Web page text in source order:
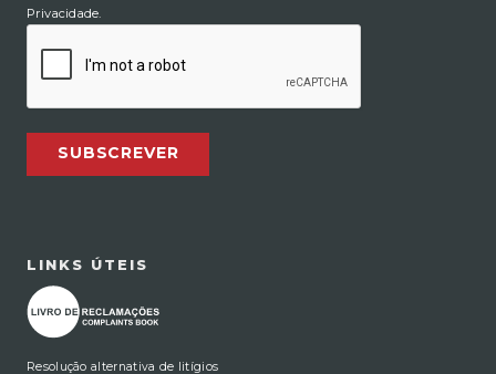
Privacidade.
SUBSCREVER
LINKS ÚTEIS
Resolução alternativa de litígios